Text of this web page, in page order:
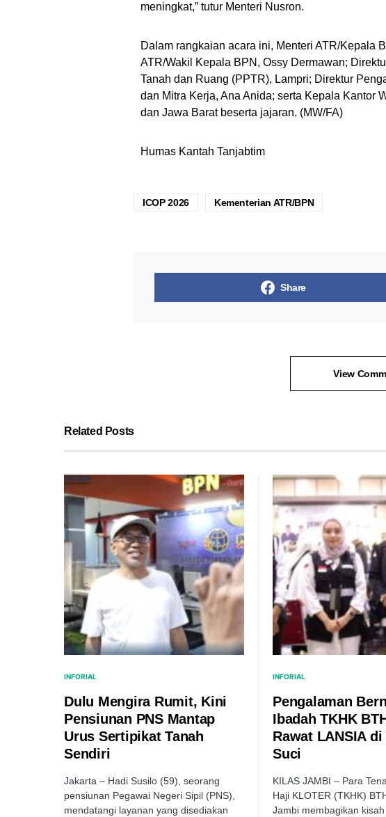
meningkat,” tutur Menteri Nusron.
Dalam rangkaian acara ini, Menteri ATR/Kepala
ATR/Wakil Kepala BPN, Ossy Dermawan;
Tanah dan Ruang (PPTR), Lampri; Direktur
dan Mitra Kerja, Ana Anida; serta Kepala Kantor
dan Jawa Barat beserta jajaran. (MW/FA)
Humas Kantah Tanjabtim
ICOP 2026 Kementerian ATR/BPN
Share
View
Related Posts
INFORIAL
Dulu Mengira Rumit, Kini
Pensiunan PNS Mantap
Urus Sertipikat Tanah
Sendiri
Jakarta – Hadi Susilo (59), seorang
pensiunan Pegawai Negeri Sipil (PNS),
mendatangi layanan yang disediakan
INFORIAL
Pengalaman
Ibadah TKHK
Rawat LANSIA di
Suci
KILAS JAMBI – Para
Haji KLOTER (TKHK)
Jambi membagikan